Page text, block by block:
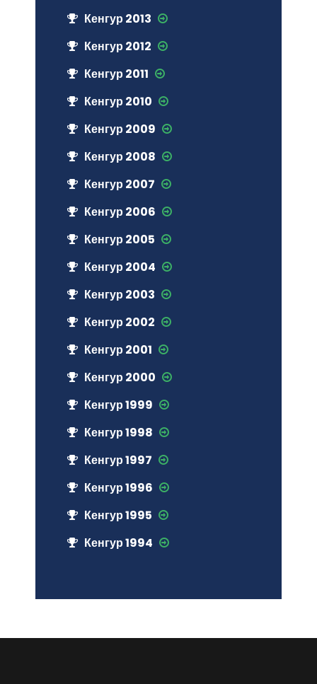
Кенгур 2013
Кенгур 2012
Кенгур 2011
Кенгур 2010
Кенгур 2009
Кенгур 2008
Кенгур 2007
Кенгур 2006
Кенгур 2005
Кенгур 2004
Кенгур 2003
Кенгур 2002
Кенгур 2001
Кенгур 2000
Кенгур 1999
Кенгур 1998
Кенгур 1997
Кенгур 1996
Кенгур 1995
Кенгур 1994